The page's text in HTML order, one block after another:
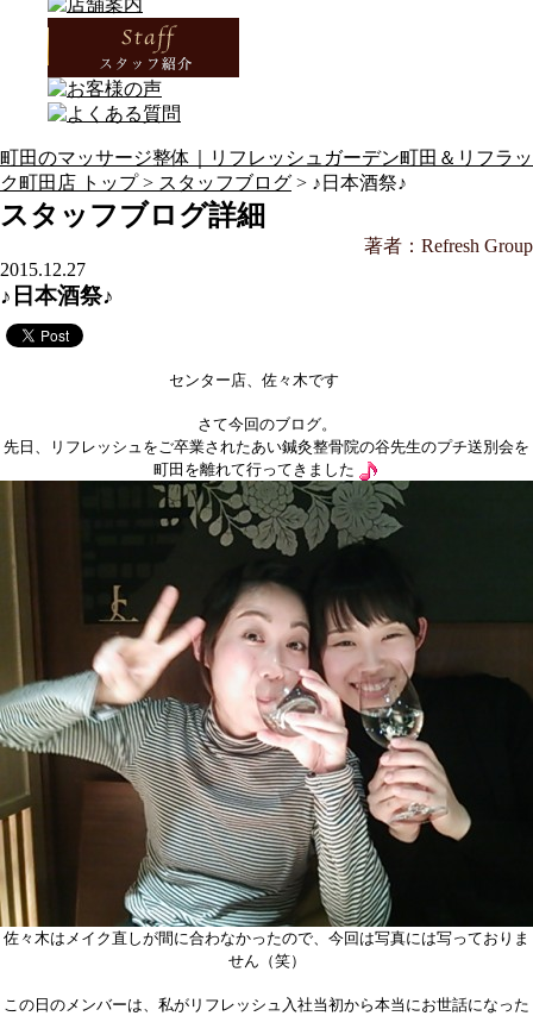
町田のマッサージ整体｜リフレッシュガーデン町田＆リフラッ
ク町田店 トップ > スタッフブログ > ♪日本酒祭♪
スタッフブログ詳細
著者：Refresh Group
2015.12.27
♪日本酒祭♪
センター店、佐々木です
さて今回のブログ。
先日、リフレッシュをご卒業されたあい鍼灸整骨院の谷先生のプチ送別会を
町田を離れて行ってきました
佐々木はメイク直しが間に合わなかったので、今回は写真には写っておりま
せん（笑）
この日のメンバーは、私がリフレッシュ入社当初から本当にお世話になった